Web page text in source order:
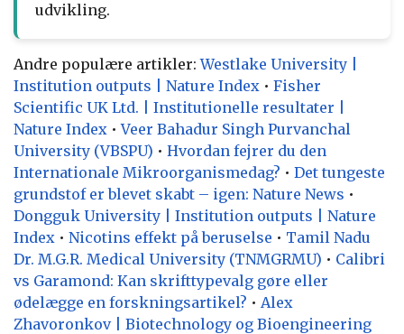
udvikling.
Andre populære artikler:Westlake University |
Institution outputs | Nature Index • Fisher
Scientific UK Ltd. | Institutionelle resultater |
Nature Index •Veer Bahadur Singh Purvanchal
University (VBSPU) • Hvordan fejrer du den
Internationale Mikroorganismedag? • Det tungeste
grundstof er blevet skabt – igen: Nature News •
Dongguk University | Institution outputs | Nature
Index • Nicotins effekt på beruselse • Tamil Nadu
Dr. M.G.R. Medical University (TNMGRMU) • Calibri
vs Garamond: Kan skrifttypevalg gøre eller
ødelægge en forskningsartikel? • Alex
Zhavoronkov | Biotechnology og Bioengineering